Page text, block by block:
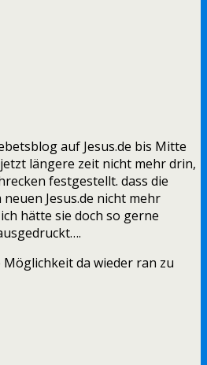
auf Jesus.de bis Mitte
längere zeit nicht mehr drin,
festgestellt. dass die
Jesus.de nicht mehr
hätte sie doch so gerne
Möglichkeit da wieder ran zu